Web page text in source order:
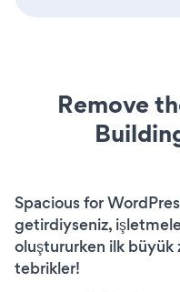
Remove
Spacious for
getirdiyseniz,
oluştururken ilk büyük
tebrikler!